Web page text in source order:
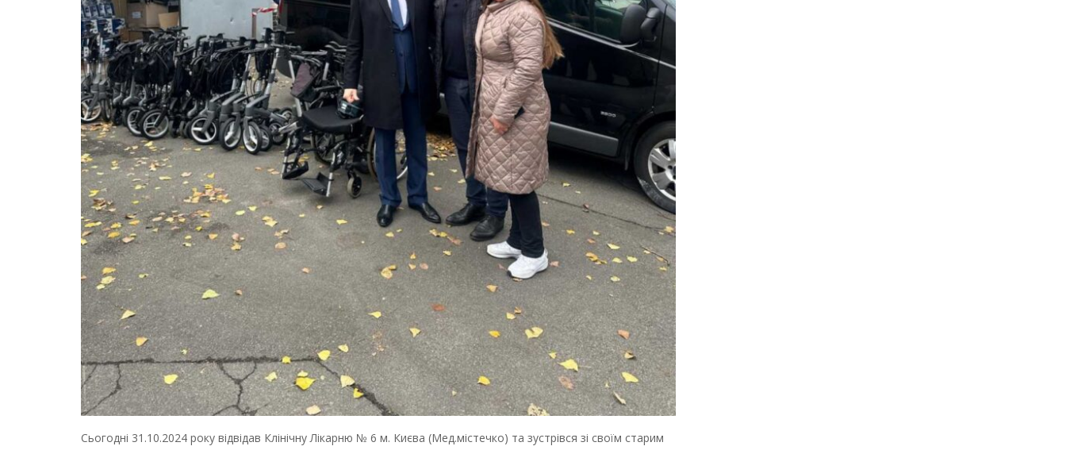
Сьогодні 31.10.2024 року відвідав Клінічну Лікарню № 6 м. Києва (Мед.містечко) та зустрівся зі своїм старим